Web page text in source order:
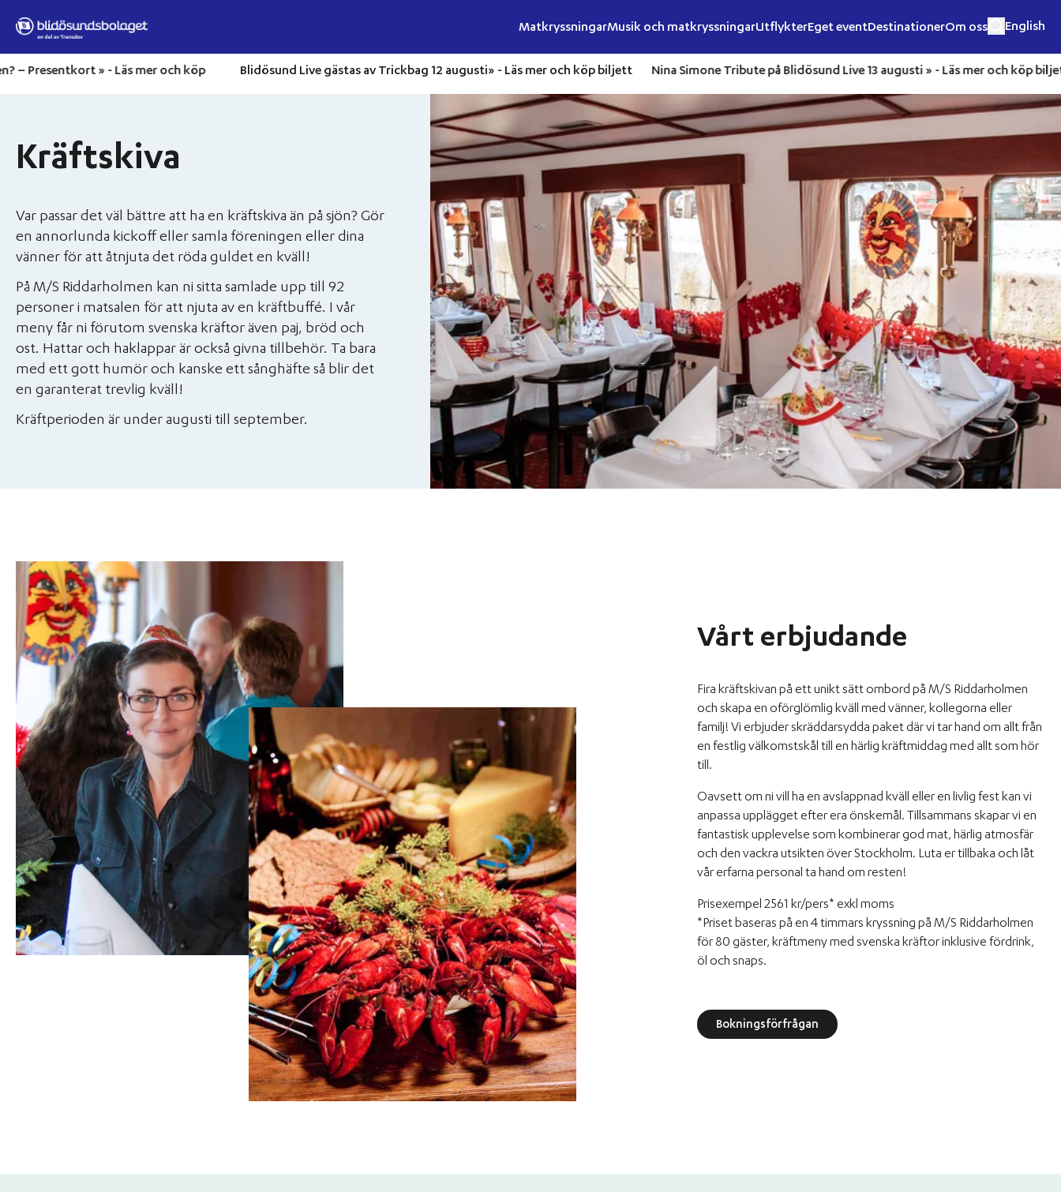
MatkryssningarMusik och matkryssningarUtflykterEget eventDestinationerOm oss English
presenten? – Presentkort » - Läs mer och köp Blidösund Live gästas av Trickbag 12 augusti» -Läs mer och köp biljett Nina Simone Tribute på Blidösund Live 13 augusti » -Läs
Musik och matkryssningar
Eget event
Destinationer
Om oss
Home»Kräftskiva
Kräftskiva
Var passar det väl bättre att ha en kräftskiva än på sjön? Gör
en annorlunda kickoff eller samla föreningen eller dina
vänner för att åtnjuta det röda guldet en kväll!
På M/S Riddarholmen kan ni sitta samlade upp till 92
personer i matsalen för att njuta av en kräftbuffé. I vår
meny får ni förutom svenska kräftor även paj, bröd och
ost. Hattar och haklappar är också givna tillbehör. Ta bara
med ett gott humör och kanske ett sånghäfte så blir det
en garanterat trevlig kväll!
Kräftperioden är under augusti till september.
Vårt erbjudande
Fira kräftskivan på ett unikt sätt ombord på M/S Riddarholmen
och skapa en oförglömlig kväll med vänner, kollegorna eller
familj! Vi erbjuder skräddarsydda paket där vi tar hand om allt från
en festlig välkomstskål till en härlig kräftmiddag med allt som hör
till.
Oavsett om ni vill ha en avslappnad kväll eller en livlig fest kan vi
anpassa upplägget efter era önskemål. Tillsammans skapar vi en
fantastisk upplevelse som kombinerar god mat, härlig atmosfär
och den vackra utsikten över Stockholm. Luta er tillbaka och låt
vår erfarna personal ta hand om resten!
Prisexempel 2561 kr/pers* exkl moms
*Priset baseras på en 4 timmars kryssning på M/S Riddarholmen
för 80 gäster, kräftmeny med svenska kräftor inklusive fördrink,
öl och snaps.
Bokningsförfrågan